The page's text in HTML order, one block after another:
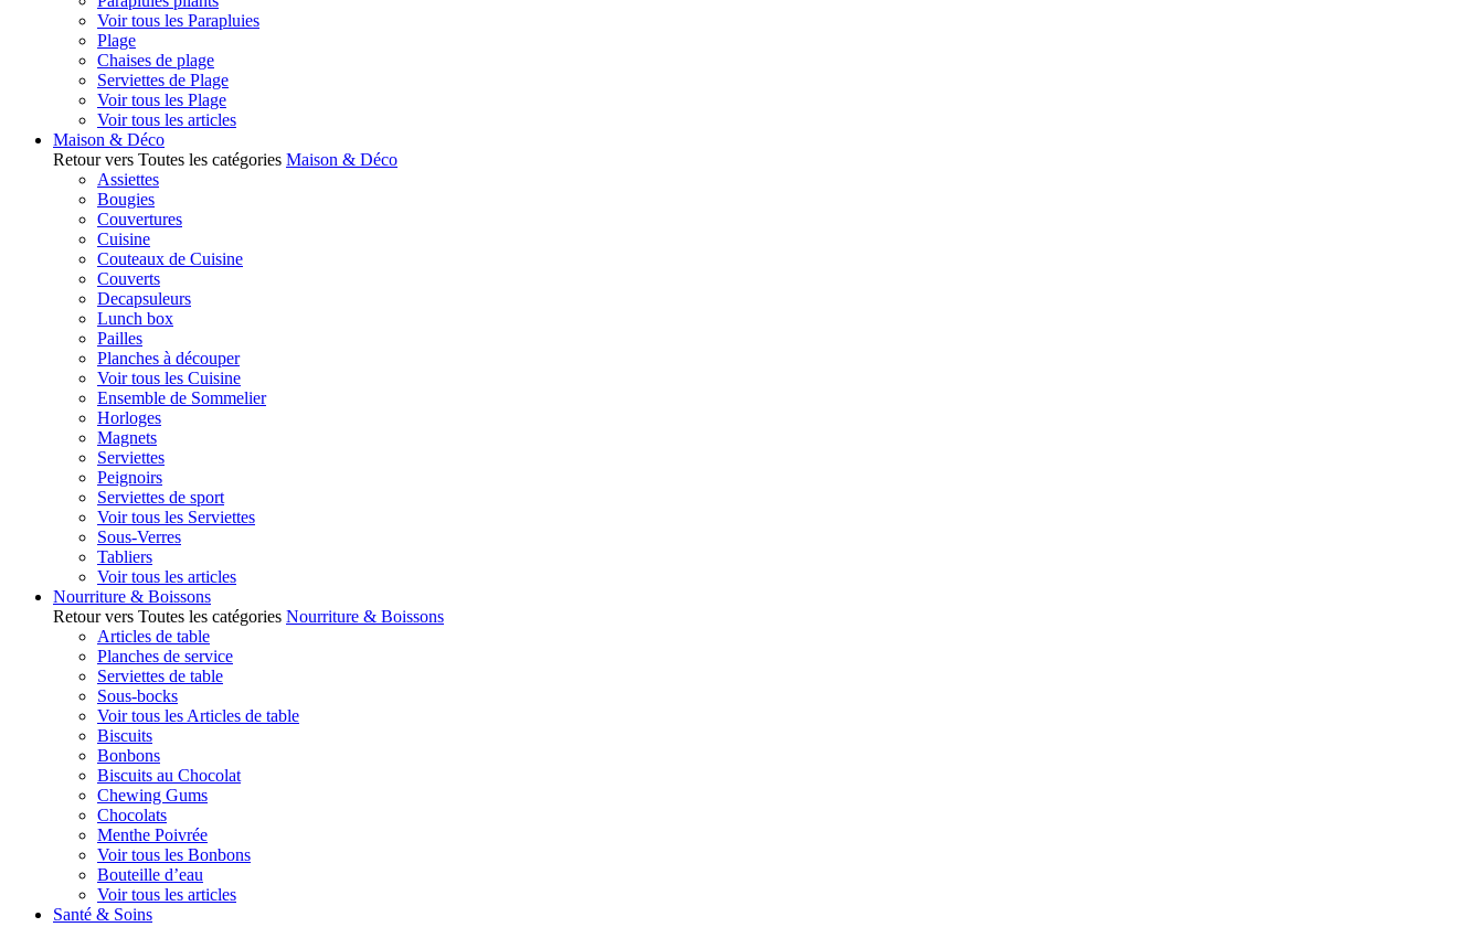
Voir tous les Parapluies
Plage
Chaises de plage
Serviettes de Plage
Voir tous les Plage
Voir tous les articles
Maison & Déco
Retour vers Toutes les catégories Maison & Déco
Assiettes
Bougies
Couvertures
Cuisine
Couteaux de Cuisine
Couverts
Decapsuleurs
Lunch box
Pailles
Planches à découper
Voir tous les Cuisine
Ensemble de Sommelier
Horloges
Magnets
Serviettes
Peignoirs
Serviettes de sport
Voir tous les Serviettes
Sous-Verres
Tabliers
Voir tous les articles
Nourriture & Boissons
Retour vers Toutes les catégories Nourriture & Boissons
Articles de table
Planches de service
Serviettes de table
Sous-bocks
Voir tous les Articles de table
Biscuits
Bonbons
Biscuits au Chocolat
Chewing Gums
Chocolats
Menthe Poivrée
Voir tous les Bonbons
Bouteille d’eau
Voir tous les articles
Santé & Soins